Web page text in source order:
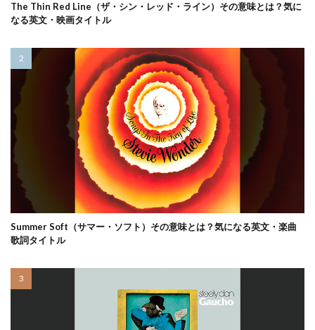
The Thin Red Line（ザ・シン・レッド・ライン）その意味とは？気に
なる英文・映画タイトル
Summer Soft（サマー・ソフト）その意味とは？気になる英文・楽曲
歌詞タイトル